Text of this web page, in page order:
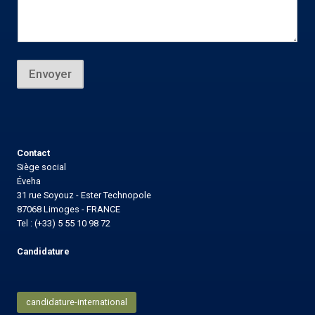
Envoyer
Contact
Siège social
Éveha
31 rue Soyouz - Ester Technopole
87068 Limoges - FRANCE
Tel : (+33) 5 55 10 98 72
Candidature
candidature-international